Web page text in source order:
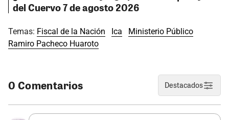
del Cuervo 7 de agosto 2026
Temas: Fiscal de la Nación Ica
Ministerio Público
Ramiro Pacheco Huaroto
0 Comentarios Destacados